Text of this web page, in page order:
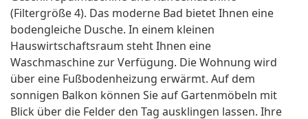
(Filtergröße 4). Das moderne Bad bietet Ihnen eine
bodengleiche Dusche. In einem kleinen
Hauswirtschaftsraum steht Ihnen eine
Waschmaschine zur Verfügung. Die Wohnung wird
über eine Fußbodenheizung erwärmt. Auf dem
sonnigen Balkon können Sie auf Gartenmöbeln mit
Blick über die Felder den Tag ausklingen lassen. Ihre